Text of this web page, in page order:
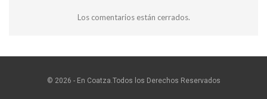
Los comentarios están cerrados.
© 2026 - En Coatza.Todos los Derechos Reservados